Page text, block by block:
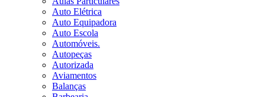
Auto Elétrica
Auto Equipadora
Auto Escola
Automóveis.
Autopeças
Autorizada
Aviamentos
Balanças